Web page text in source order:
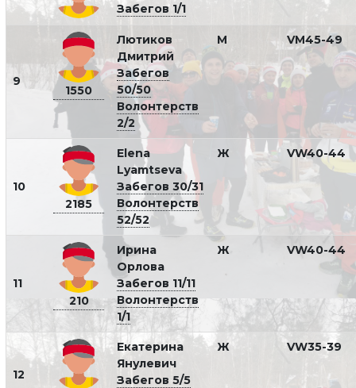
Забегов 1/1
9
1550
Лютиков
Дмитрий
Забегов
50/50
Волонтерств
2/2
М VM45-49
10
2185
Elena
Lyamtseva
Забегов 30/31
Волонтерств
52/52
Ж VW40-44
11
210
Ирина
Орлова
Забегов 11/11
Волонтерств
1/1
Ж VW40-44
12
Екатерина
Янулевич
Забегов 5/5
Ж VW35-39